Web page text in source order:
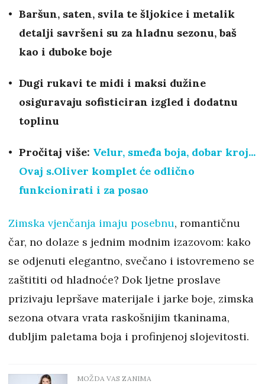
Baršun, saten, svila te šljokice i metalik
detalji savršeni su za hladnu sezonu, baš
kao i duboke boje
Dugi rukavi te midi i maksi dužine
osiguravaju sofisticiran izgled i dodatnu
toplinu
Pročitaj više: Velur, smeđa boja, dobar kroj...
Ovaj s.Oliver komplet će odlično
funkcionirati i za posao
Zimska vjenčanja imaju posebnu, romantičnu
čar, no dolaze s jednim modnim izazovom: kako
se odjenuti elegantno, svečano i istovremeno se
zaštititi od hladnoće? Dok ljetne proslave
prizivaju lepršave materijale i jarke boje, zimska
sezona otvara vrata raskošnijim tkaninama,
dubljim paletama boja i profinjenoj slojevitosti.
MOŽDA VAS ZANIMA